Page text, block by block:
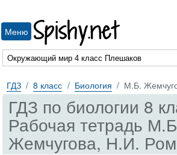
Меню Spishy.net
ГДЗ 8 класс Биология М.Б.
ГДЗ по биологии 8
Рабочая тетрадь
Жемчугова, Н.И.